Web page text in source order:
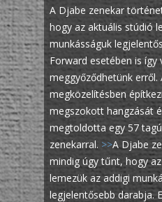
A Djabe zenekar
hogy az aktuális stúdió
munkásságuk
Forward esetében is így
meggyőződhetünk
megközelítésben
megszokott hangzását
megtoldotta egy 57
zenekarral. >>A Djabe
mindig úgy tűnt, hogy
lemezük az addigi
legjelentősebb darabja.